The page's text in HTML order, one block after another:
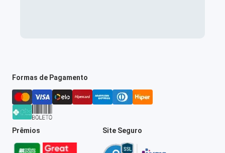
Formas de Pagamento
Prêmios Site Seguro